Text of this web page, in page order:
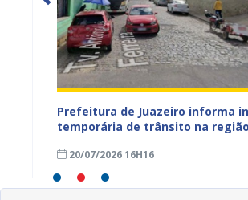
Prefeitura de Juazeiro informa
temporária de trânsito na
20/07/2026 16H16